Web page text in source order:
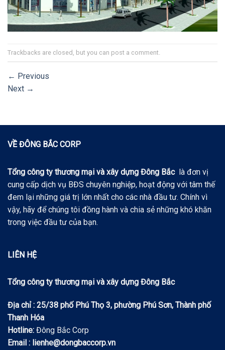
Trackbacks are closed, but you can post a comment
← Previous
Next →
VỀ ĐÔNG BẮC CORP
Tổng công ty thương mại và xây dựng Đông Bắc là đơn vị
cung cấp dịch vụ BĐS chuyên nghiệp, hoạt động với tâm thế
đem lại những giá trị lớn nhất cho các nhà đầu tư. Chính vì
vậy, hãy để chúng tôi đồng hành và chia sẻ những khó khăn
trong việc đầu tư của bạn.
LIÊN HỆ
Tổng công ty thương mại và xây dựng Đông Bắc
Địa chỉ : 25/38 phố Phú Thọ 3, phường Phú Sơn, Thành phố
Thanh Hóa
Hotline: Đông Bắc Corp
Email : lienhe@dongbaccorp.vn